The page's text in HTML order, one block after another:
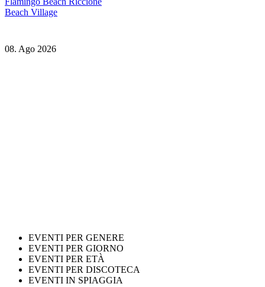
Beach Village
08. Ago 2026
EVENTI PER GENERE
EVENTI PER GIORNO
EVENTI PER ETÀ
EVENTI PER DISCOTECA
EVENTI IN SPIAGGIA